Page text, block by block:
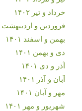
خرداد و تیر ۱۴۰۲
فروردین و اردیبهشت ۱۴۰۲
بهمن و اسفند ۱۴۰۱
دی و بهمن ۱۴۰۱
آذر و دی ۱۴۰۱
آبان و آذر ۱۴۰۱
مهر و آبان ۱۴۰۱
شهریور و مهر ۱۴۰۱